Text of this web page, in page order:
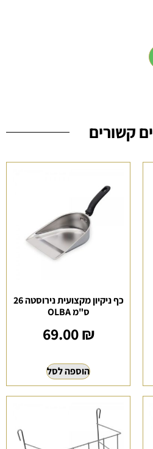
קשורים
כף ניקיון מקצועית נירוסטה 26
ס"מ OLBA
69.00₪
הוספה לסל